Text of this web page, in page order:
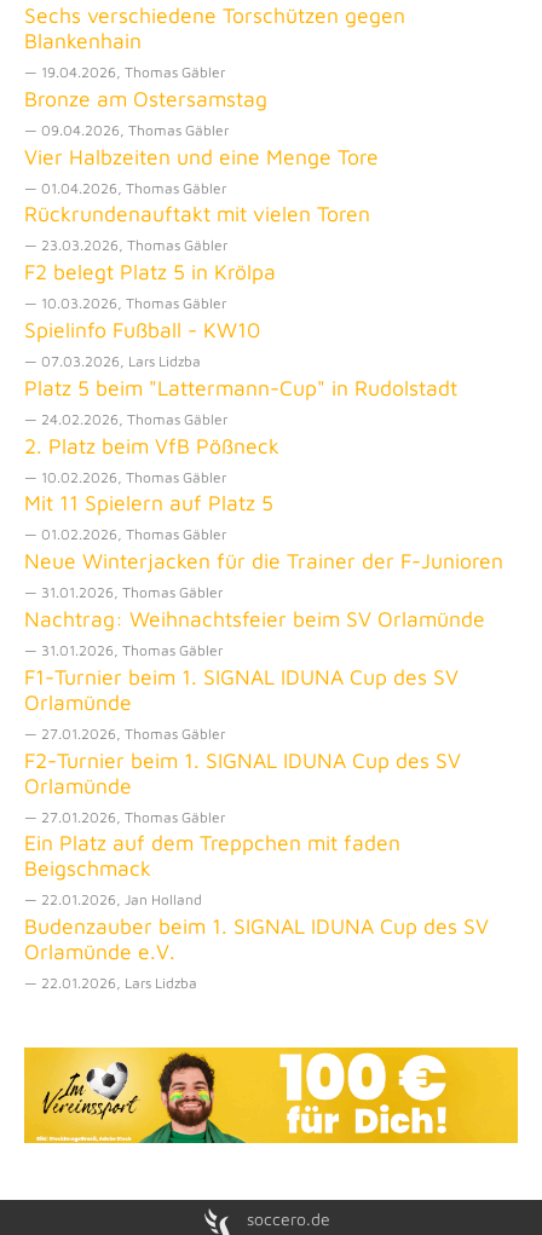
Sechs verschiedene Torschützen gegen
Blankenhain
— 19.04.2026, Thomas Gäbler
Bronze am Ostersamstag
— 09.04.2026, Thomas Gäbler
Vier Halbzeiten und eine Menge Tore
— 01.04.2026, Thomas Gäbler
Rückrundenauftakt mit vielen Toren
— 23.03.2026, Thomas Gäbler
F2 belegt Platz 5 in Krölpa
— 10.03.2026, Thomas Gäbler
Spielinfo Fußball - KW10
— 07.03.2026, Lars Lidzba
Platz 5 beim "Lattermann-Cup" in Rudolstadt
— 24.02.2026, Thomas Gäbler
2. Platz beim VfB Pößneck
— 10.02.2026, Thomas Gäbler
Mit 11 Spielern auf Platz 5
— 01.02.2026, Thomas Gäbler
Neue Winterjacken für die Trainer der F-Junioren
— 31.01.2026, Thomas Gäbler
Nachtrag: Weihnachtsfeier beim SV Orlamünde
— 31.01.2026, Thomas Gäbler
F1-Turnier beim 1. SIGNAL IDUNA Cup des SV
Orlamünde
— 27.01.2026, Thomas Gäbler
F2-Turnier beim 1. SIGNAL IDUNA Cup des SV
Orlamünde
— 27.01.2026, Thomas Gäbler
Ein Platz auf dem Treppchen mit faden
Beigschmack
— 22.01.2026, Jan Holland
Budenzauber beim 1. SIGNAL IDUNA Cup des SV
Orlamünde e.V.
— 22.01.2026, Lars Lidzba
soccero.de